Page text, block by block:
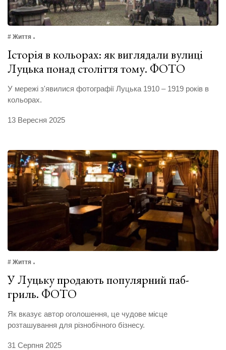
# Життя
Історія в кольорах: як виглядали вулиці
Луцька понад століття тому. ФОТО
У мережі з'явилися фотографії Луцька 1910 – 1919 років в
кольорах.
13 Вересня 2025
# Життя
У Луцьку продають популярний паб-
гриль. ФОТО
Як вказує автор оголошення, це чудове місце
розташування для різнобічного бізнесу.
31 Серпня 2025